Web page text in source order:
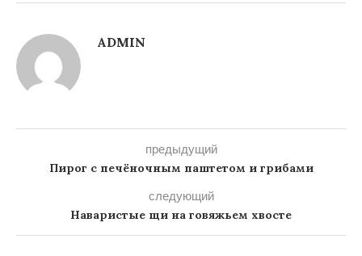
ADMIN
предыдущий
Пирог с печёночным паштетом и грибами
следующий
Наваристые щи на говяжьем хвосте